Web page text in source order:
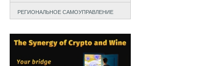
РЕГИОНАЛЬНОЕ САМОУПРАВЛЕНИЕ